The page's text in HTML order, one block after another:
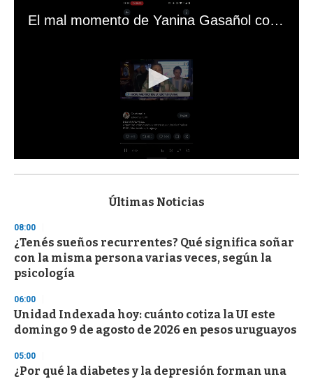
El mal momento de Yanina Gasañol con un hincha argentino en "Subrayado"
s
d
s
o
f
3
s
e
c
o
d
Últimas Noticias
08:00
¿Tenés sueños recurrentes? Qué significa soñar
con la misma persona varias veces, según la
psicología
06:00
Unidad Indexada hoy: cuánto cotiza la UI este
domingo 9 de agosto de 2026 en pesos uruguayos
05:00
¿Por qué la diabetes y la depresión forman una